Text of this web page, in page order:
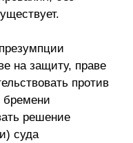
на защиту, праве
против
бремени
решение
суда